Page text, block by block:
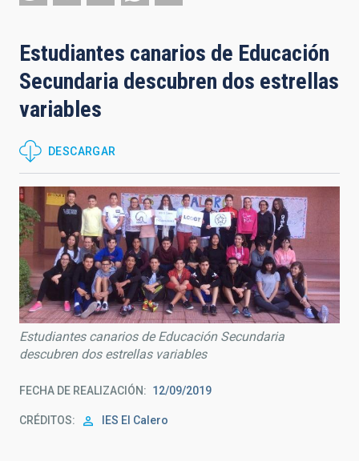
la
navegación
Estudiantes canarios de Educación
Secundaria descubren dos estrellas
variables
DESCARGAR
Estudiantes canarios de Educación Secundaria
descubren dos estrellas variables
FECHA DE REALIZACIÓN 12/09/2019
CRÉDITOS IES El Calero